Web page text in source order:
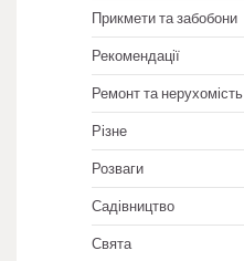
Прикмети та забобони
Рекомендації
Ремонт та нерухомість
Різне
Розваги
Садівництво
Свята